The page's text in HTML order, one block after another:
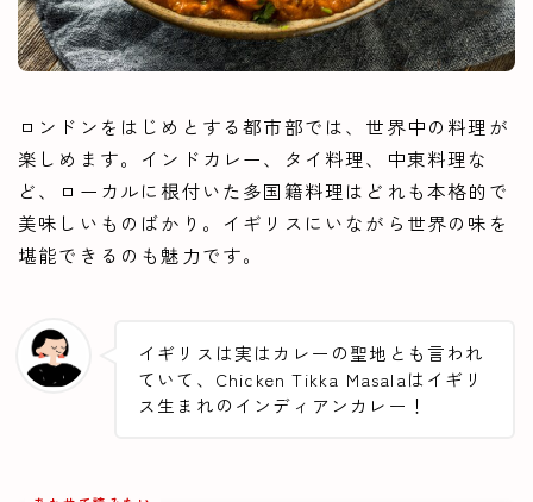
ロンドンをはじめとする都市部では、世界中の料理が
楽しめます。インドカレー、タイ料理、中東料理な
ど、ローカルに根付いた多国籍料理はどれも本格的で
美味しいものばかり。イギリスにいながら世界の味を
堪能できるのも魅力です。
イギリスは実はカレーの聖地とも言われ
ていて、Chicken Tikka Masalaはイギリ
ス生まれのインディアンカレー！